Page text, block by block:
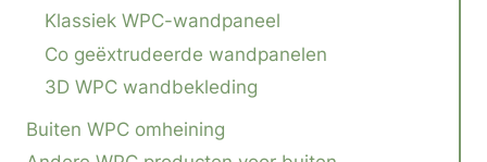
Klassiek WPC-wandpaneel
Co geëxtrudeerde wandpanelen
3D WPC wandbekleding
Buiten WPC omheining